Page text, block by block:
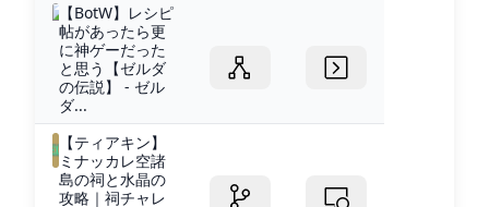
【BotW】レシピ
帖があったら更
に神ゲーだった
と思う【ゼルダ
の伝説】 - ゼル
ダ...
【ティアキン】
ミナッカレ空諸
島の祠と水晶の
攻略｜祠チャレ